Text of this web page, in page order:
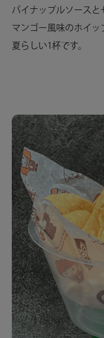
パイナップルソースと
マンゴー風味のホイッ
夏らしい1杯です。